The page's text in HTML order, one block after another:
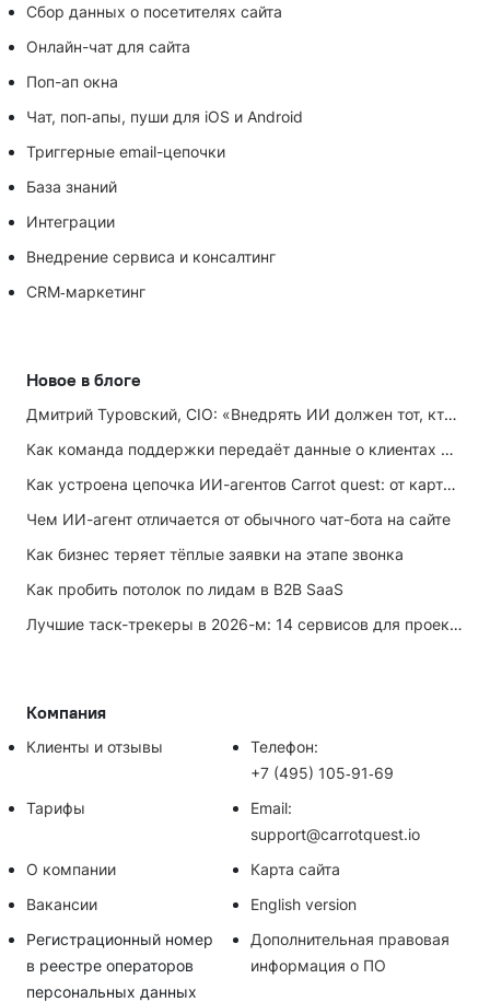
Сбор данных о посетителях сайта
Онлайн-чат для сайта
Поп-ап окна
Чат, поп‑апы, пуши для iOS и Android
Триггерные email-цепочки
База знаний
Интеграции
Внедрение сервиса и консалтинг
CRM‑маркетинг
Новое в блоге
Дмитрий Туровский, CIO: «Внедрять ИИ должен тот, кто ИИ не любит»
Как команда поддержки передаёт данные о клиентах маркетингу
Как устроена цепочка ИИ-агентов Carrot quest: от карточки лида до записи на встречу
Чем ИИ-агент отличается от обычного чат-бота на сайте
Как бизнес теряет тёплые заявки на этапе звонка
Как пробить потолок по лидам в B2B SaaS
Лучшие таск-трекеры в 2026-м: 14 сервисов для проектов и личных задач
Компания
Клиенты и отзывы
Телефон:
+7 (495) 105‑91‑69
Тарифы
Email:
support@carrotquest.io
О компании
Карта сайта
Вакансии
English version
Регистрационный номер
в реестре операторов
персональных данных
Дополнительная правовая
информация о ПО